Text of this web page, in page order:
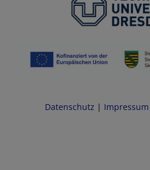
Datenschutz | Impressum